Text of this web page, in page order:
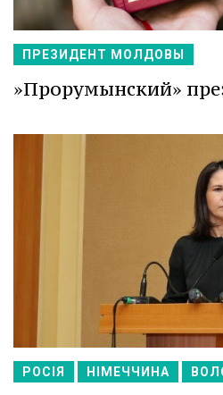
ПРЕЗИДЕНТ МОЛДОВЫ
»Прорумынский»
РОСІЯ НІМЕЧЧИНА